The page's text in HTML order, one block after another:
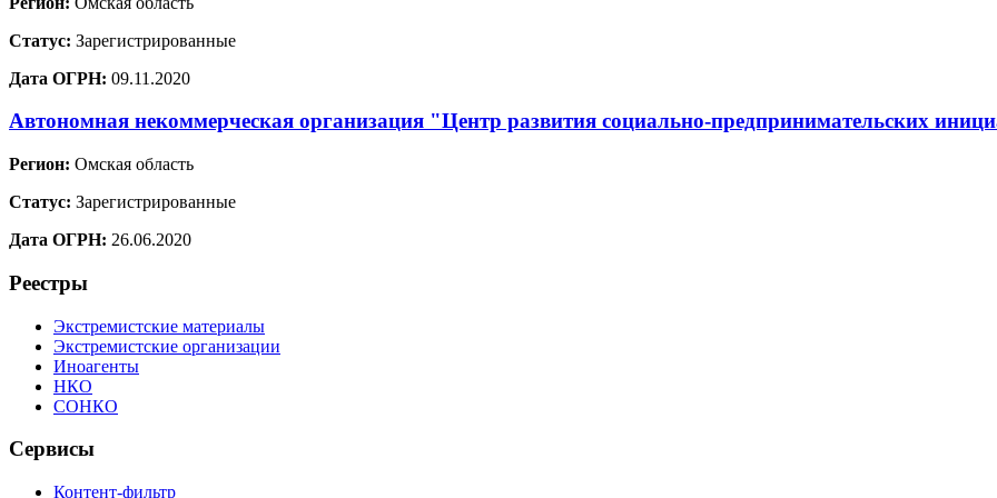
Статус: Зарегистрированные
Дата ОГРН: 09.11.2020
Автономная некоммерческая организация "Центр развития социально-предпринимательских
Регион: Омская область
Статус: Зарегистрированные
Дата ОГРН: 26.06.2020
Реестры
Экстремистские материалы
Экстремистские организации
Иноагенты
НКО
СОНКО
Сервисы
Контент-фильтр